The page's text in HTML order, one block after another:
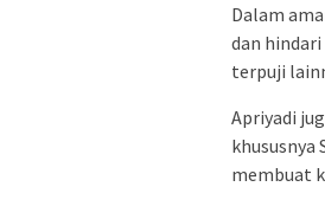
Dalam
dan
terpuji
Apriyadi
khususnya
membuat